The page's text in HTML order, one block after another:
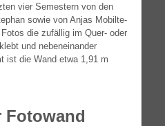
vier Semes­tern von den
sowie von Anjas Mobil­te­
die zufäl­lig im Quer- oder
und neben­ein­an­der
ist die Wand etwa 1,91 m
Fotowand